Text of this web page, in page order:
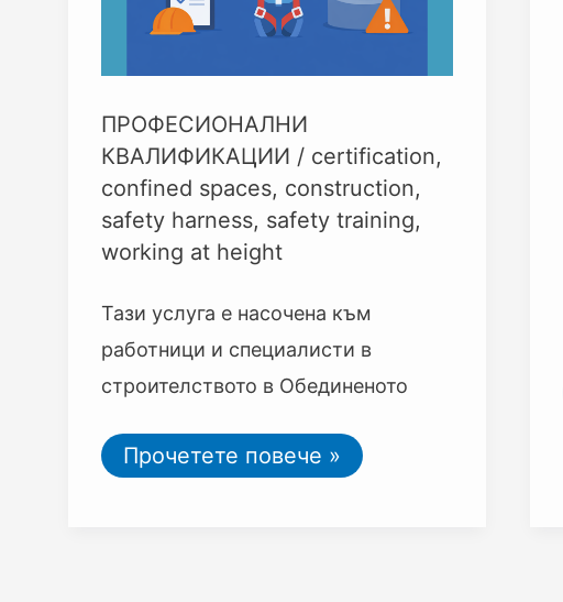
ПРОФЕСИОНАЛНИ
КВАЛИФИКАЦИИ / certification,
confined spaces, construction,
safety harness, safety training,
working at height
Тази услуга е насочена към
работници и специалисти в
строителството в Обединеното
Прочетете повече »